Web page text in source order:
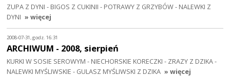
ZUPA Z DYNI - BIGOS Z CUKINII - POTRAWY Z GRZYBÓW - NALEWKI Z
DYNI » więcej
2008-07-31, godz. 16:31
ARCHIWUM - 2008, sierpień
KURKI W SOSIE SEROWYM - NIECHORSKIE KORECZKI - ZRAZY Z DZIKA -
NALEWKI MYŚLIWSKIE - GULASZ MYŚLIWSKI Z DZIKA » więcej